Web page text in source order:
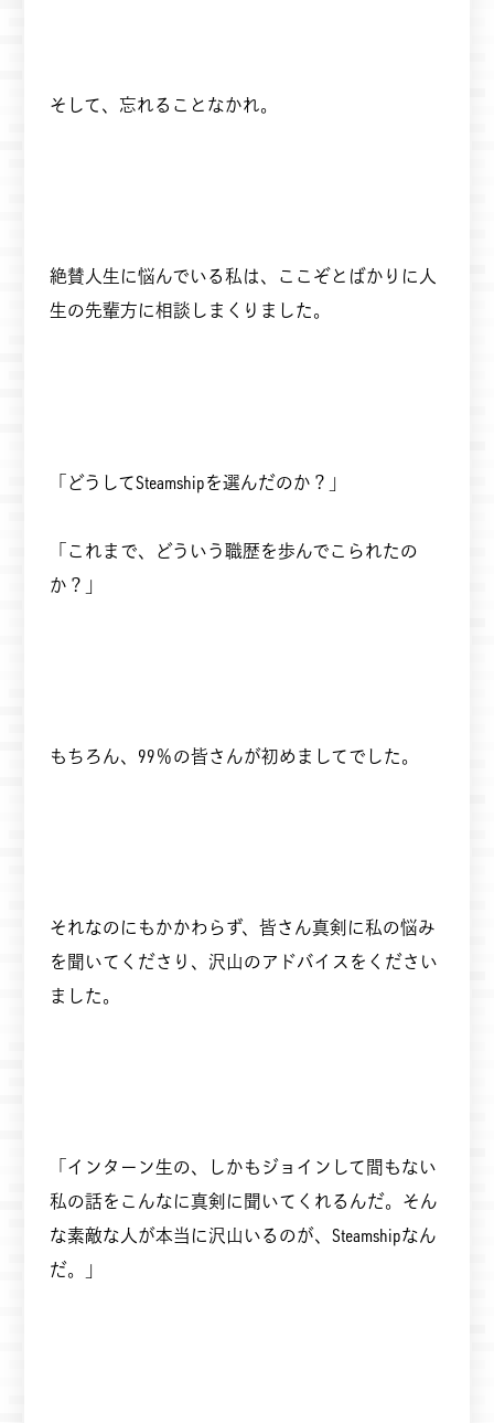
そして、忘れることなかれ。
絶賛人生に悩んでいる私は、ここぞとばかりに人
生の先輩方に相談しまくりました。
「どうしてSteamshipを選んだのか？」
「これまで、どういう職歴を歩んでこられたの
か？」
もちろん、99％の皆さんが初めましてでした。
それなのにもかかわらず、皆さん真剣に私の悩み
を聞いてくださり、沢山のアドバイスをください
ました。
「インターン生の、しかもジョインして間もない
私の話をこんなに真剣に聞いてくれるんだ。そん
な素敵な人が本当に沢山いるのが、Steamshipなん
だ。」